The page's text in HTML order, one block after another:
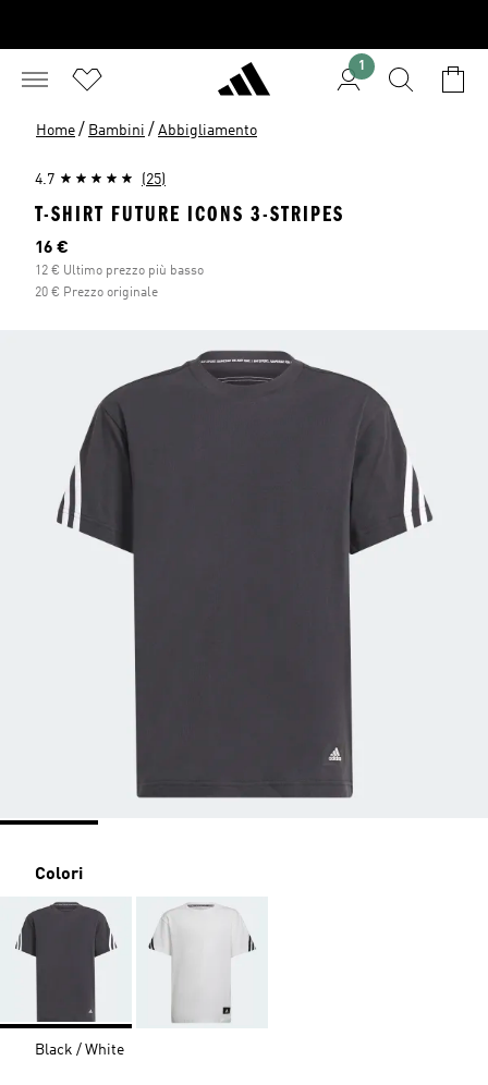
1
Home / Bambini / Abbigliamento
4.7 (25)
T-SHIRT FUTURE ICONS 3-STRIPES
Prezzo attuale
16 €
12 € Ultimo prezzo più basso
20 € Prezzo originale
Colori
Black / White